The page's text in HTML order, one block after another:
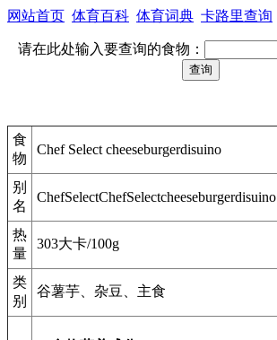
网站首页 体育百科 体育词典 卡路里查询
请在此处输入要查询的食物：
食
物
Chef Select cheeseburgerdisuino
别
名
ChefSelectChefSelectcheeseburgerdisuino
热
量
303大卡/100g
类
别
谷薯芋、杂豆、主食